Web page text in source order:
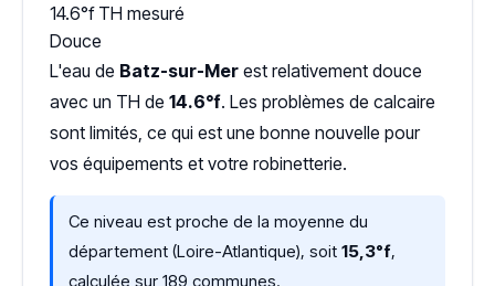
14.6°f TH mesuré
Douce
L'eau de Batz-sur-Mer est relativement douce
avec un TH de 14.6°f. Les problèmes de calcaire
sont limités, ce qui est une bonne nouvelle pour
vos équipements et votre robinetterie.
Ce niveau est proche de la moyenne du
département (Loire-Atlantique), soit 15,3°f,
calculée sur 189 communes.